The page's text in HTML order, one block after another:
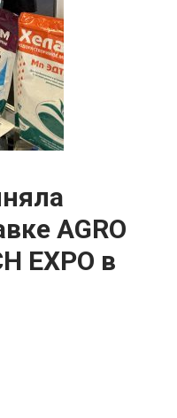
AGRO
EXPO в